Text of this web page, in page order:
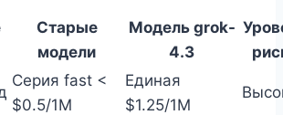
Старые
модели
Модель grok-
4.3
Серия fast <
$0.5/1M
Единая
$1.25/1M